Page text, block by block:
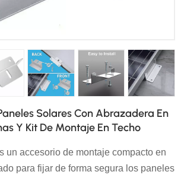
Solares Con Abrazadera En
Y Kit De Montaje En Techo
un accesorio de montaje compacto en
para fijar de forma segura los paneles